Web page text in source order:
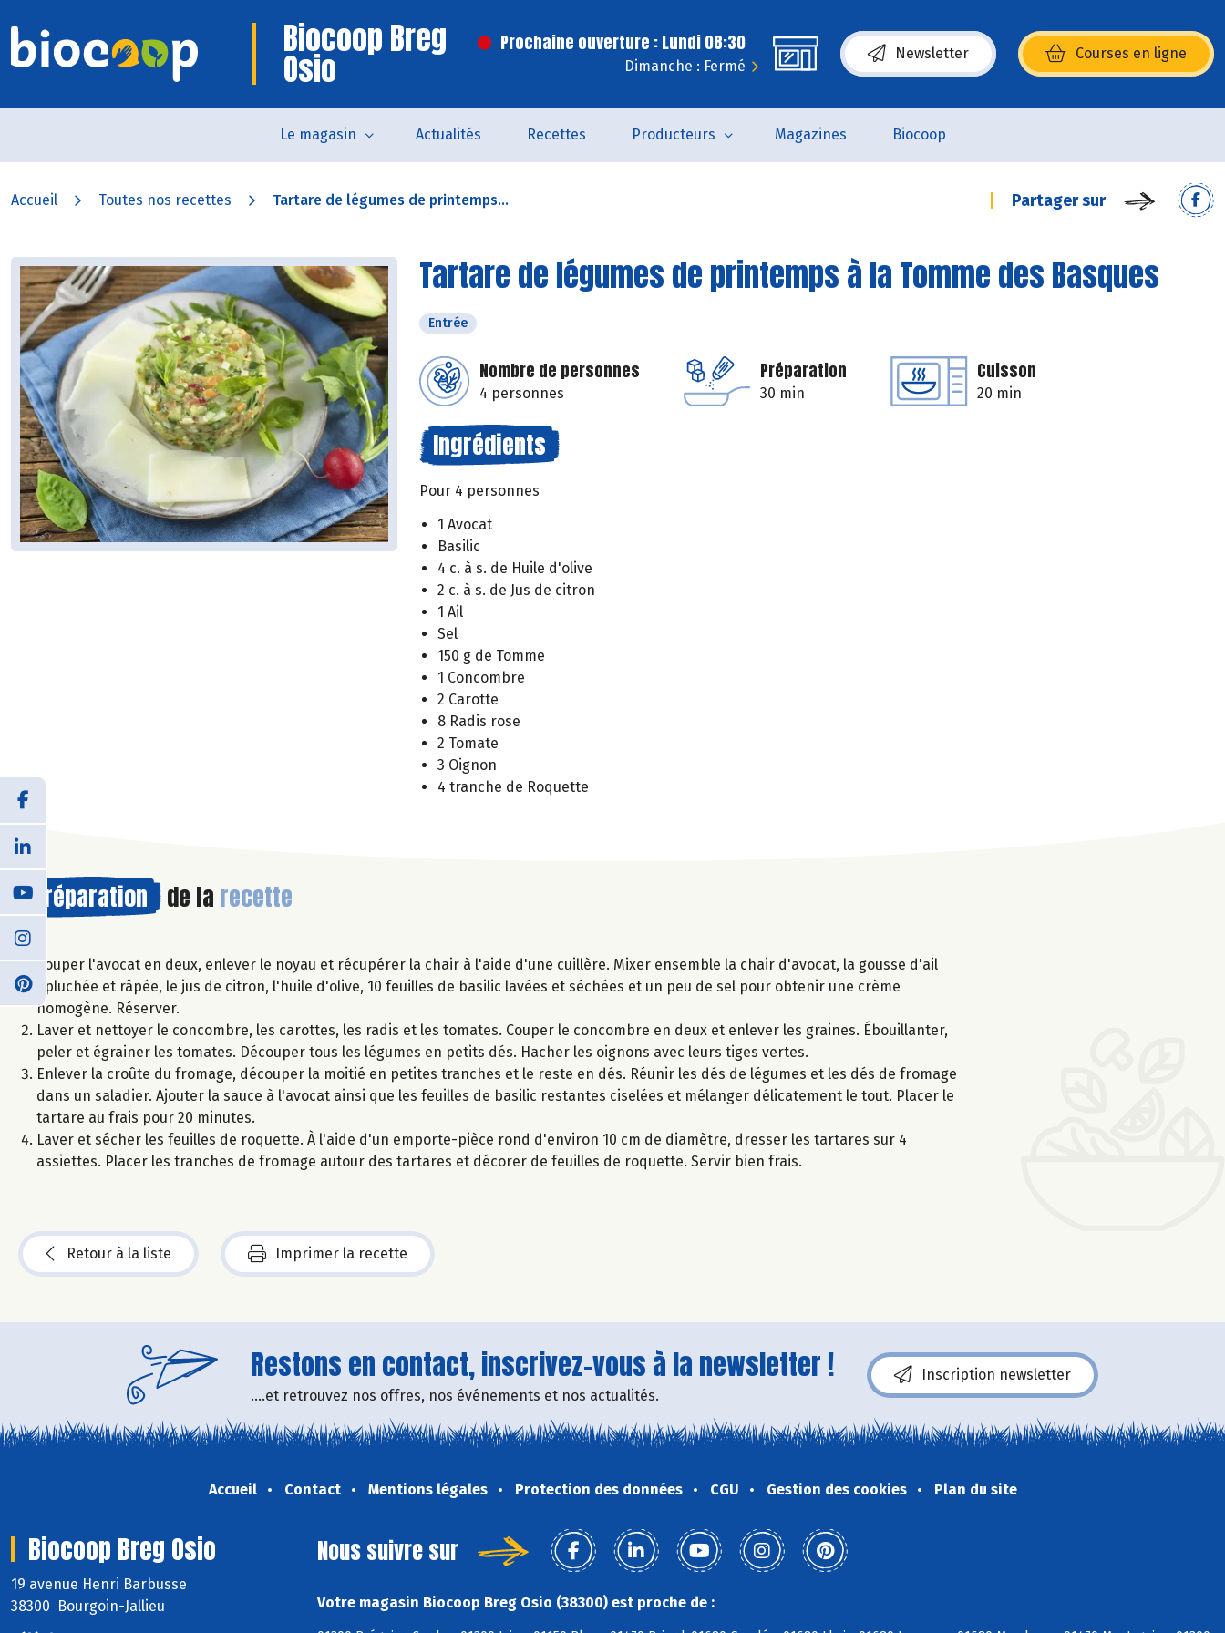
Biocoop Breg
Osio
Prochaine ouverture : Lundi 08:30
Dimanche : Fermé
Newsletter Courses en ligne
(s’ouvre dans une nouvelle fenêtre)
Le magasin Actualités Recettes Producteurs Magazines Biocoop
Accueil Toutes nos recettes Tartare de légumes de printemps... Partager sur
Tartare de légumes de printemps à la Tomme des Basques
Entrée
Nombre de personnes
4 personnes
Préparation
30 min
Cuisson
20 min
Ingrédients
Pour 4 personnes
1 Avocat
Basilic
4 c. à s. de Huile d'olive
2 c. à s. de Jus de citron
1 Ail
Sel
150 g de Tomme
1 Concombre
2 Carotte
8 Radis rose
2 Tomate
3 Oignon
4 tranche de Roquette
Préparation de la recette
Couper l'avocat en deux, enlever le noyau et récupérer la chair à l'aide d'une cuillère. Mixer ensemble la chair d'avocat, la gousse d'ail
épluchée et râpée, le jus de citron, l'huile d'olive, 10 feuilles de basilic lavées et séchées et un peu de sel pour obtenir une crème
homogène. Réserver.
Laver et nettoyer le concombre, les carottes, les radis et les tomates. Couper le concombre en deux et enlever les graines. Ébouillanter,
peler et égrainer les tomates. Découper tous les légumes en petits dés. Hacher les oignons avec leurs tiges vertes.
Enlever la croûte du fromage, découper la moitié en petites tranches et le reste en dés. Réunir les dés de légumes et les dés de fromage
dans un saladier. Ajouter la sauce à l'avocat ainsi que les feuilles de basilic restantes ciselées et mélanger délicatement le tout. Placer le
tartare au frais pour 20 minutes.
Laver et sécher les feuilles de roquette. À l'aide d'un emporte-pièce rond d'environ 10 cm de diamètre, dresser les tartares sur 4
assiettes. Placer les tranches de fromage autour des tartares et décorer de feuilles de roquette. Servir bien frais.
Retour à la liste Imprimer la recette
Restons en contact, inscrivez-vous à la newsletter !
....et retrouvez nos offres, nos événements et nos actualités.
Inscription newsletter
Accueil Contact Mentions légales Protection des données CGU Gestion des cookies Plan du site
Biocoop Breg Osio
19 avenue Henri Barbusse
38300 Bourgoin-Jallieu
Nous suivre sur
Votre magasin Biocoop Breg Osio (38300) est proche de :